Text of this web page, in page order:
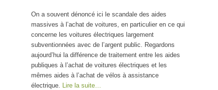
On a souvent dénoncé ici le scandale des aides
massives à l’achat de voitures, en particulier en ce qui
concerne les voitures électriques largement
subventionnées avec de l’argent public. Regardons
aujourd’hui la différence de traitement entre les aides
publiques à l’achat de voitures électriques et les
mêmes aides à l’achat de vélos à assistance
électrique. Lire la suite…